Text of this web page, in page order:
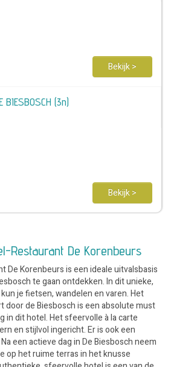
Bekijk >
BIESBOSCH (3n)
Bekijk >
Restaurant De Korenbeurs
De Korenbeurs is een ideale uitvalsbasis
te gaan ontdekken. In dit unieke,
je fietsen, wandelen en varen. Het
door de Biesbosch is een absolute must
in dit hotel. Het sfeervolle à la carte
en stijlvol ingericht. Er is ook een
een actieve dag in De Biesbosch neem
op het ruime terras in het knusse